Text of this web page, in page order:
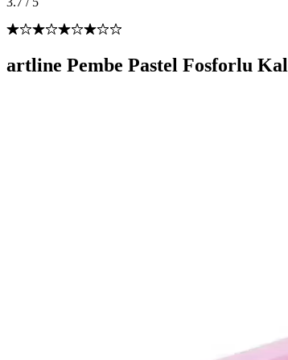
artline Pembe Pastel Fosforlu